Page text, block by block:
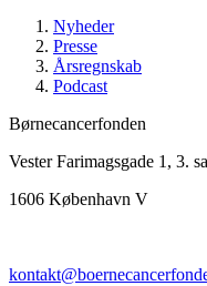
Nyheder
Presse
Årsregnskab
Podcast
Børnecancerfonden
Vester Farimagsgade 1, 3.
1606 København V